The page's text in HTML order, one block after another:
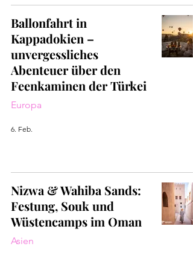
Ballonfahrt in
Kappadokien –
unvergessliches
Abenteuer über den
Feenkaminen der Türkei
Europa
6. Feb.
Nizwa & Wahiba Sands:
Festung, Souk und
Wüstencamps im Oman
Asien